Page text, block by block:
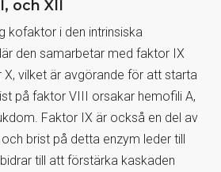
och XII
kofaktor i den intrinsiska
den samarbetar med faktor IX
vilket är avgörande för att starta
på faktor VIII orsakar hemofili A,
Faktor IX är också en del av
brist på detta enzym leder till
till att förstärka kaskaden